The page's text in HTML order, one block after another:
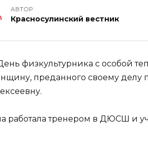
АВТОР
Красносулинский вестник
физкультурника с особой
преданного своему делу
работала тренером в ДЮСШ и